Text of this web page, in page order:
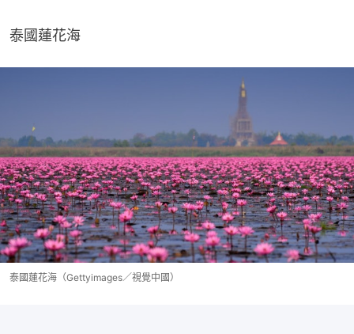
泰國蓮花海
泰國蓮花海（Gettyimages／視覺中國）